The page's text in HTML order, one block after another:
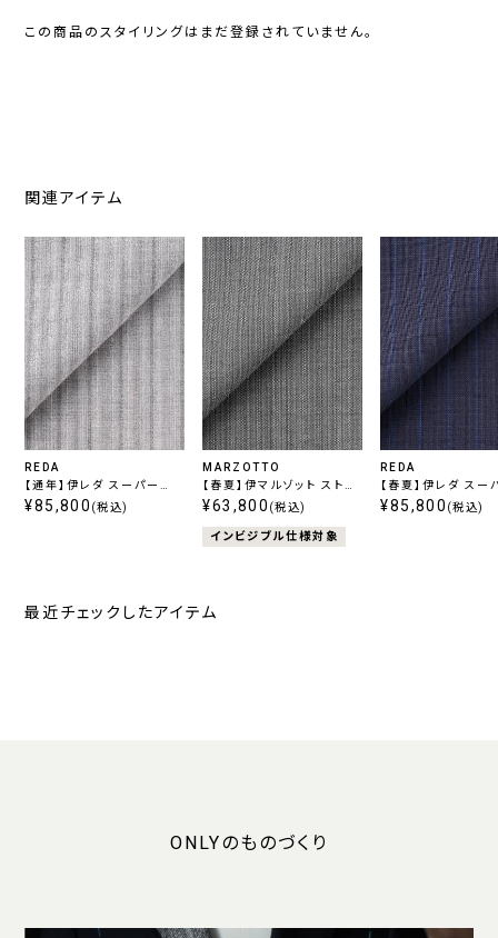
この商品のスタイリングはまだ登録されていません。
関連アイテム
REDA
【通年】伊レダ スーパー
110’s ライトグレーストラ
¥85,800 (税込)
MARZOTTO
【春夏】伊マルゾット ストレ
ッチ グレーシャドウ
¥63,800 (税込)
インビジブル仕様対象
REDA
【春夏】伊レダ スー
110’s ネイビース
¥85,800 (税込)
最近チェックしたアイテム
ONLYのものづくり